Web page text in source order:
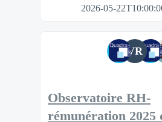
2026-05-
VR
Observatoire RH-
rémunération 2025